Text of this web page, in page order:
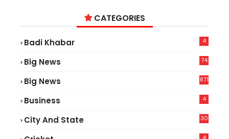
CATEGORIES
Badi Khabar 4
Big News
74
Big News 871
Business 4
City And State 30